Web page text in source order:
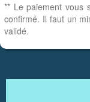
** Le paiement vous
confirmé. Il faut un
validé.